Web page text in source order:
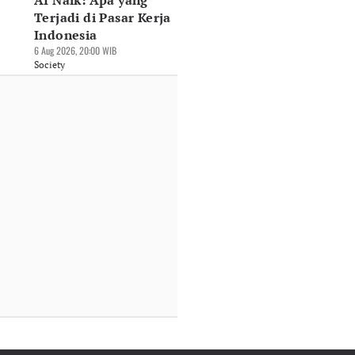
Terjadi di Pasar Kerja
Indonesia
6 Aug 2026, 20:00 WIB
Society